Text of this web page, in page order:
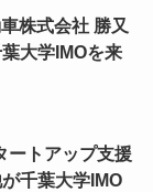
株式会社 勝又
大学IMOを来
ートアップ支援
千葉大学IMO